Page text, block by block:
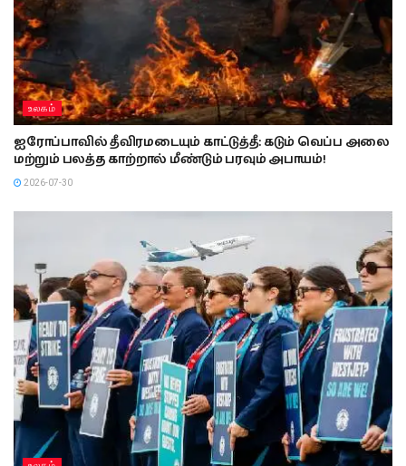
உலகம்
ஐரோப்பாவில் தீவிரமடையும் காட்டுத்தீ: கடும் வெப்ப அலை
மற்றும் பலத்த காற்றால் மீண்டும் பரவும் அபாயம்!
2026-07-30